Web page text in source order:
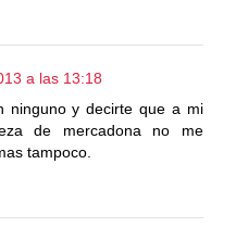
a las 13:18
ninguno y decirte que a mi
de mercadona no me
tampoco.